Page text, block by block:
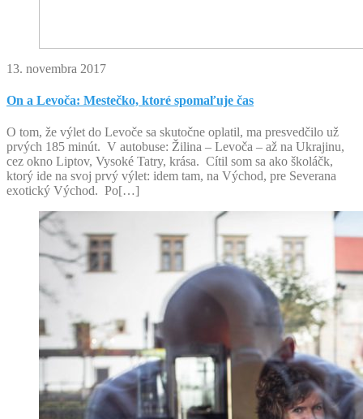
13. novembra 2017
On a Levoča: Mestečko, ktoré spomaľuje čas
O tom, že výlet do Levoče sa skutočne oplatil, ma presvedčilo už
prvých 185 minút. V autobuse: Žilina – Levoča – až na Ukrajinu,
cez okno Liptov, Vysoké Tatry, krása. Cítil som sa ako školáčk,
ktorý ide na svoj prvý výlet: idem tam, na Východ, pre Severana
exotický Východ. Po[…]